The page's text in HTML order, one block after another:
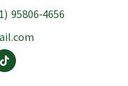
95806-4656